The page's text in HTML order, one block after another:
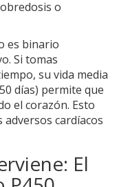
o
es binario
Si tomas
su vida media
días) permite que
el corazón. Esto
cardíacos
El